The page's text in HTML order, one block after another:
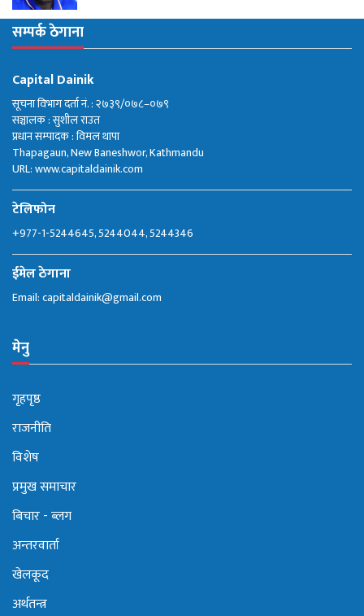
सम्पर्क ठेगाना
Capital Dainik
सूचना विभाग दर्ता नं. : २७३९/०७८–०७९
सञ्चालक : सुशील राउत
प्रधान सम्पादक : विमल थापा
Thapagaun, New Baneshwor, Kathmandu
URL: www.capitaldainik.com
टेलिफोन
+977-1-5244645, 5244044, 5244346
ईमेल ठेगाना
Email:capitaldainik@gmail.com
मेनु
गृहपृष्ठ
राजनीति
विशेष
प्रमुख समाचार
बिचार - ब्लग
अन्तरवार्ता
खेलकूद
अर्थतन्त्र